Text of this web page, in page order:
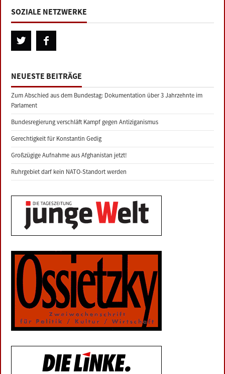
SOZIALE NETZWERKE
NEUESTE BEITRÄGE
Zum Abschied aus dem Bundestag: Dokumentation über 3 Jahrzehnte im
Parlament
Bundesregierung verschläft Kampf gegen Antiziganismus
Gerechtigkeit für Konstantin Gedig
Großzügige Aufnahme aus Afghanistan jetzt!
Ruhrgebiet darf kein NATO-Standort werden